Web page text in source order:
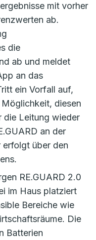
mit vorher
ab.
die
ab und meldet
an das
ein Vorfall auf,
diesen
die Leitung wieder
an der
erfolgt über den
RE.GUARD 2.0
im Haus platziert
Bereiche wie
Die
Batterien